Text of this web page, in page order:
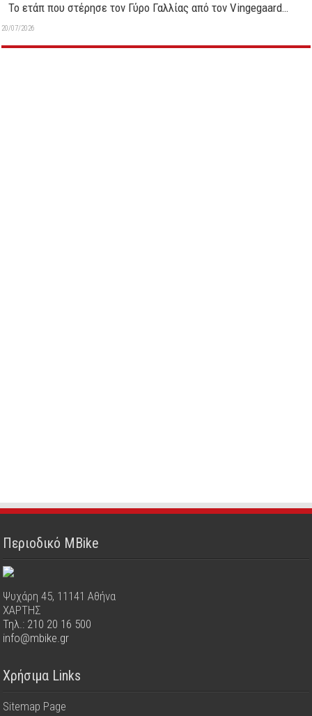
Το ετάπ που στέρησε τον Γύρο Γαλλίας από τον Vingegaard…
20/07/2026
Περιοδικό MBike
Ψυχάρη 45, 11141 Αθήνα
ΧΑΡΤΗΣ
Τηλ.: 210 20 16 500
info@mbike.gr
Χρήσιμα Links
Sitemap Page